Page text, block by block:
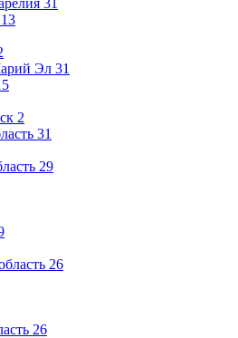
31
13
Эл 31
2
31
29
26
26